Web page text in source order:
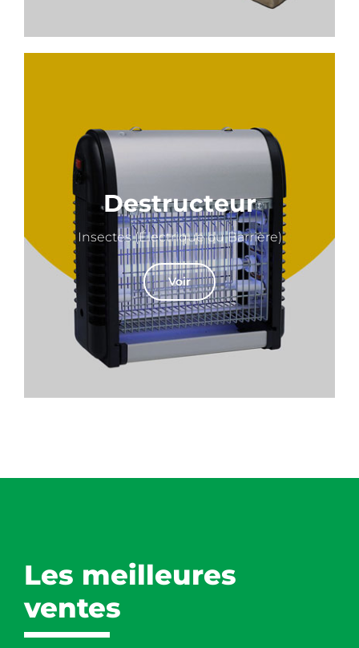
Destructeur
Insectes (Électrique ou Barrière)
Voir
Les meilleures
ventes